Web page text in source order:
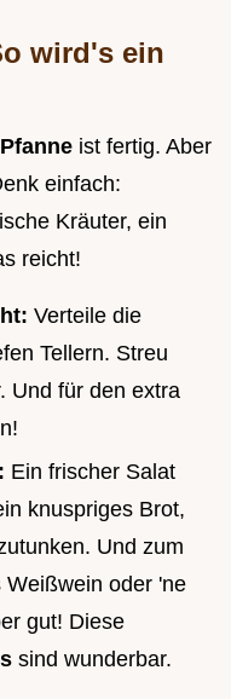
wird's ein
ist fertig. Aber
einfach:
Kräuter, ein
reicht!
Verteile die
Tellern. Streu
Und für den extra
Ein frischer Salat
knuspriges Brot,
Und zum
Weißwein oder 'ne
gut! Diese
sind wunderbar.